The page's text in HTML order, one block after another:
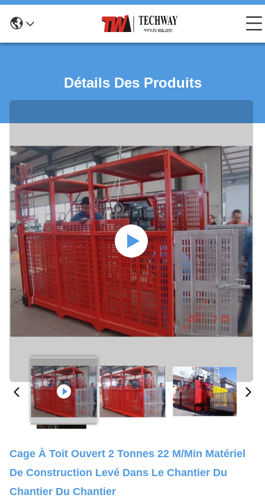
Détails Des Produits
Cage À Toit Ouvert 2 Tonnes 22 M/min Matériel
De Construction Levé Dans Le Chantier Du
Chantier Du Chantier